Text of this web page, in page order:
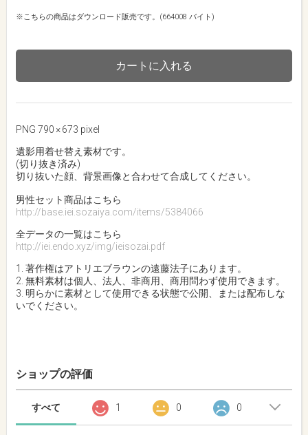
※こちらの商品はダウンロード販売です。(664008 バイト)
カートに入れる
PNG 790 × 673 pixel
遺影用着せ替え素材です。
(切り抜き済み)
切り抜いた顔、背景画像と合わせて合成してください。
男性セット商品はこちら
http://base.iei.sozaiya.com/items/5384066
全データの一覧はこちら
http://iei.endo.xyz/img/ieisozai.pdf
1. 著作権はアトリエブラウンの遠藤法子にあります。
2. 無料素材は個人、法人、非商用、商用問わず使用できます。
3. 明らかに素材として使用できる状態で公開、または配布しな
いでください。
ショップの評価
すべて 1 0 0